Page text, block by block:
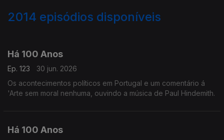
2014 episódios disponíveis
Há 100 Anos
Ep. 123
30 jun. 2026
Os acontecimentos políticos em Portugal e um comentário á
'Arte sem moral nenhuma, ouvindo a música de Paul Hindemith.
Há 100 Anos